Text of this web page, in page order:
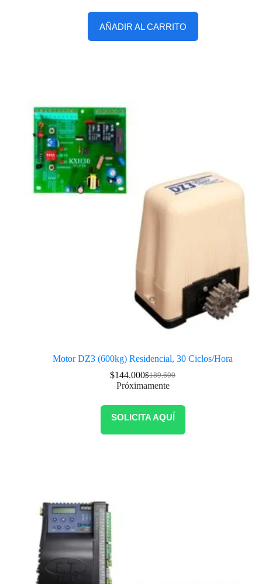
AÑADIR AL CARRITO
Motor DZ3 (600kg) Residencial, 30 Ciclos/Hora
$189.600
$144.000
Próximamente
SOLICITA AQUÍ